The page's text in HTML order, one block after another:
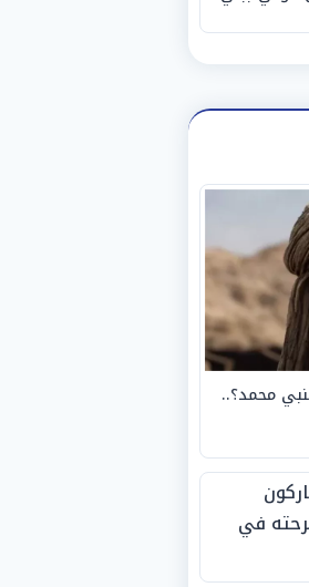
محمد؟..
في